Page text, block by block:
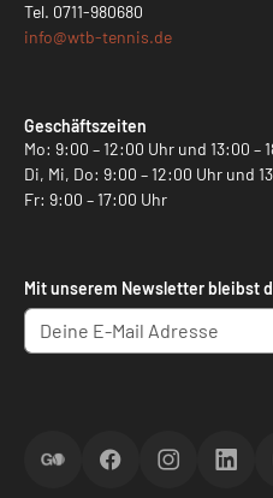
Tel. 0711-980680
info@wtb-tennis.de
Geschäftszeiten
Mo: 9:00 – 12:00 Uhr und 13:00 –
Di, Mi, Do: 9:00 – 12:00 Uhr und
Fr: 9:00 – 17:00 Uhr
Mit unserem Newsletter bleibst
ScoreGOFacebookInstagram